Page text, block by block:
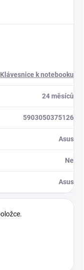
Klávesnice k notebooku
24 měsíců
5903050375126
Asus
Ne
Asus